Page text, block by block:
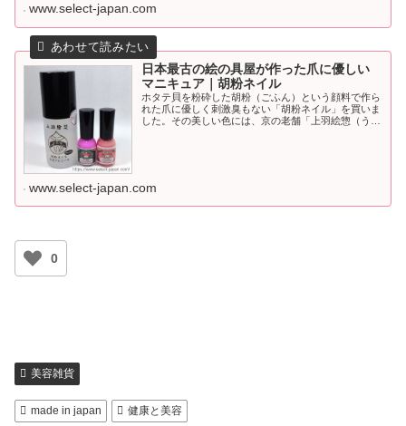
www.select-japan.com
日本最古の絵の具屋が作った爪に優しい
マニキュア｜胡粉ネイル
ホタテ貝を粉砕した胡粉（ごふん）という顔料で作ら
れた爪に優しく刺激臭もない「胡粉ネイル」を買いま
した。その美しい色には、京の老舗「上羽絵惣（うえ
www.select-japan.com
0
美容雑貨
made in japan 健康と美容